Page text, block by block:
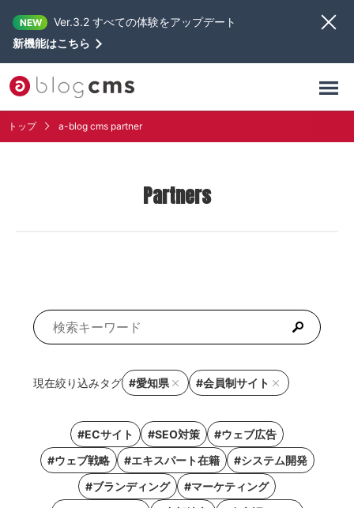
NEW
Ver.3.2 すべての体験をアップデート
新機能はこちら
トップ a-blog cms partner
Partners
現在絞り込みタグ #愛知県 #会員制サイト
#ECサイト #SEO対策
#ウェブ広告
#ウェブ戦略
#エキスパート在籍
#システム開発
#ブランディング
#マーケティング